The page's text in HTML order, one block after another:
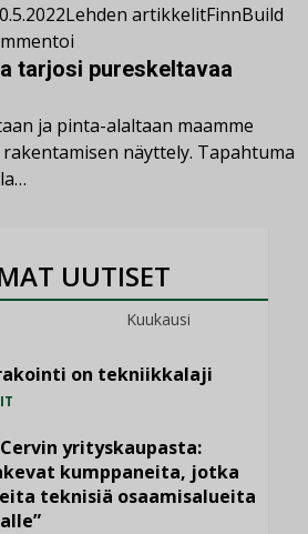
Lehden artikkelitFinnBuild
tarjosi pureskeltavaa
ja pinta-alaltaan maamme
näyttely. Tapahtuma
UUTISET
Kuukausi
on tekniikkalaji
yrityskaupasta:
kumppaneita, jotka
teknisiä osaamisalueita